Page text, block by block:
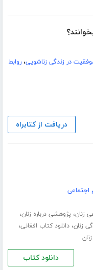
در زندگی زناشویی،روابط
دریافت از کتابراه
اجتماعی
زنان، پژوهشی درباره زنان،
زنان،دانلود کتاب افغانی،
دانلود کتاب